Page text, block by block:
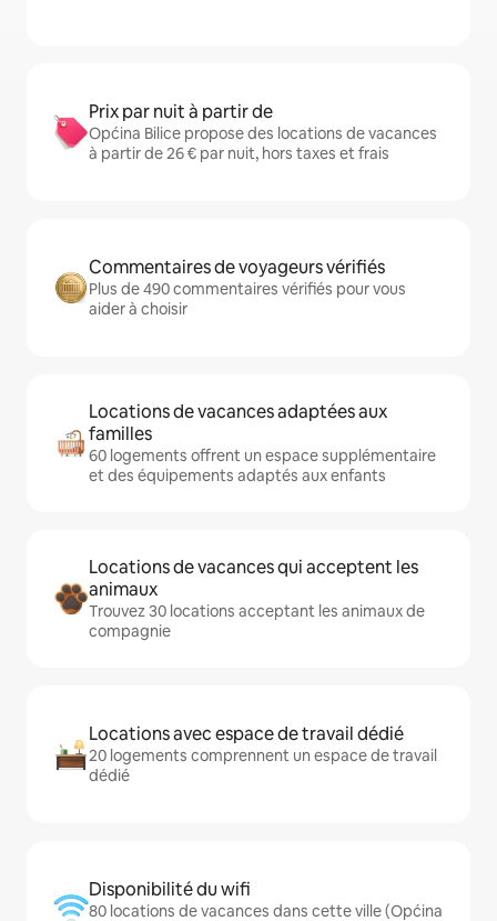
Prix par nuit à partir de
Općina Bilice propose des locations de vacances
à partir de 26 € par nuit, hors taxes et frais
Commentaires de voyageurs vérifiés
Plus de 490 commentaires vérifiés pour vous
aider à choisir
Locations de vacances adaptées aux
familles
60 logements offrent un espace supplémentaire
et des équipements adaptés aux enfants
Locations de vacances qui acceptent les
animaux
Trouvez 30 locations acceptant les animaux de
compagnie
Locations avec espace de travail dédié
20 logements comprennent un espace de travail
dédié
Disponibilité du wifi
80 locations de vacances dans cette ville (Općina